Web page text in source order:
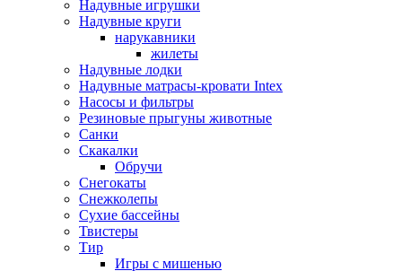
Надувные игрушки
Надувные круги
нарукавники
жилеты
Надувные лодки
Надувные матрасы-кровати Intex
Насосы и фильтры
Резиновые прыгуны животные
Санки
Скакалки
Обручи
Снегокаты
Снежколепы
Сухие бассейны
Твистеры
Тир
Игры с мишенью